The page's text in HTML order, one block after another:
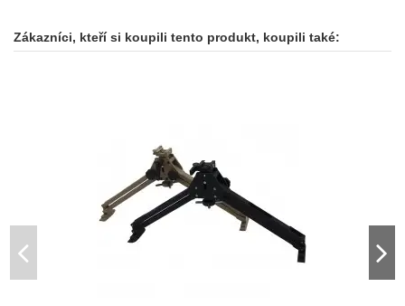
Zákazníci, kteří si koupili tento produkt, koupili také: